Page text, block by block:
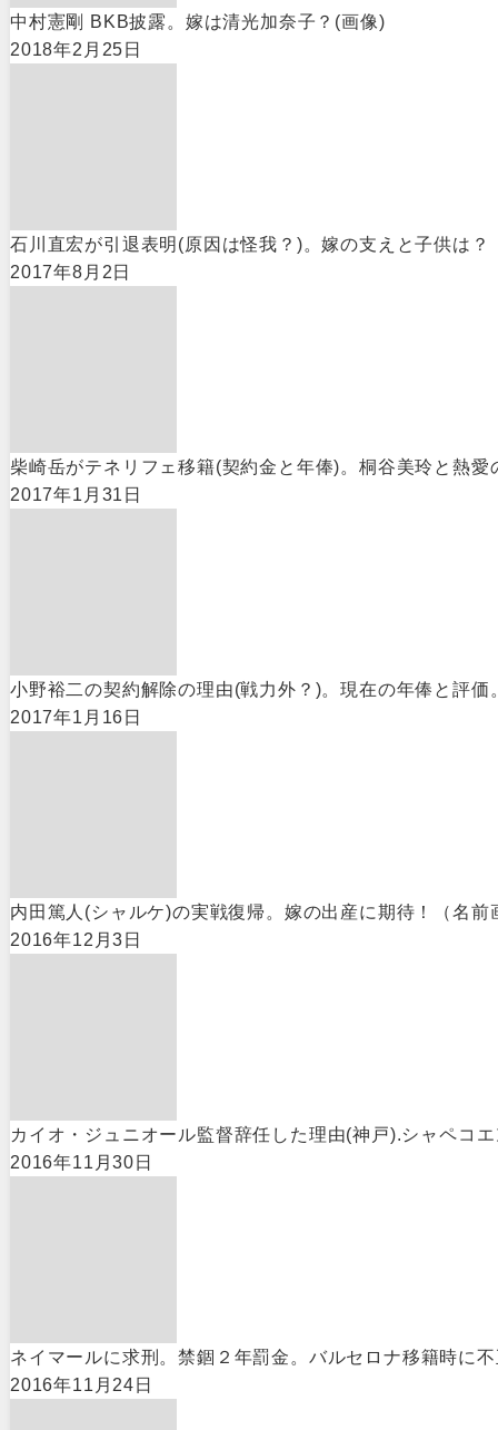
中村憲剛 BKB披露。嫁は清光加奈子？(画像)
2018年2月25日
石川直宏が引退表明(原因は怪我？)。嫁の支えと子供は？
2017年8月2日
柴崎岳がテネリフェ移籍(契約金と年俸)。桐谷美玲と熱愛
2017年1月31日
小野裕二の契約解除の理由(戦力外？)。現在の年俸と評
2017年1月16日
内田篤人(シャルケ)の実戦復帰。嫁の出産に期待！（名前
2016年12月3日
カイオ・ジュニオール監督辞任した理由(神戸).シャペコ
2016年11月30日
ネイマールに求刑。禁錮２年罰金。バルセロナ移籍時に
2016年11月24日